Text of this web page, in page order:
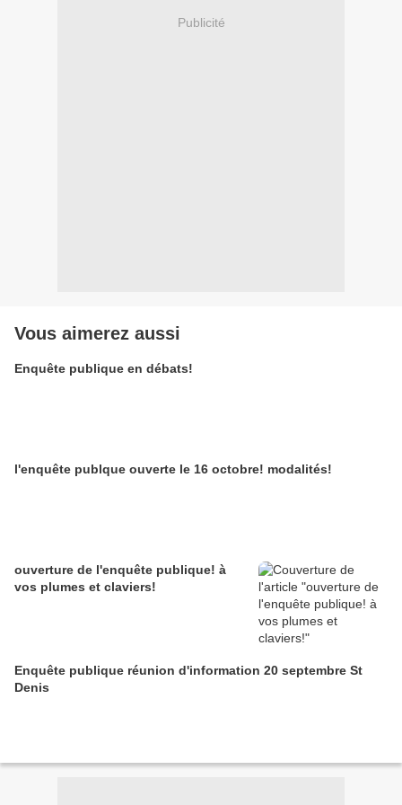
Publicité
Vous aimerez aussi
Enquête publique en débats!
l'enquête publque ouverte le 16 octobre! modalités!
ouverture de l'enquête publique! à
vos plumes et claviers!
Enquête publique réunion d'information 20 septembre St
Denis